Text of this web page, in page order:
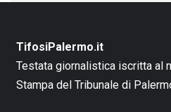
TifosiPalermo.it
Testata giornalistica iscritta al
Stampa del Tribunale di